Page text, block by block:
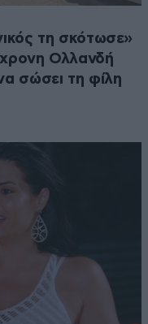
τη σκότωσε»
Ολλανδή
σώσει τη φίλη